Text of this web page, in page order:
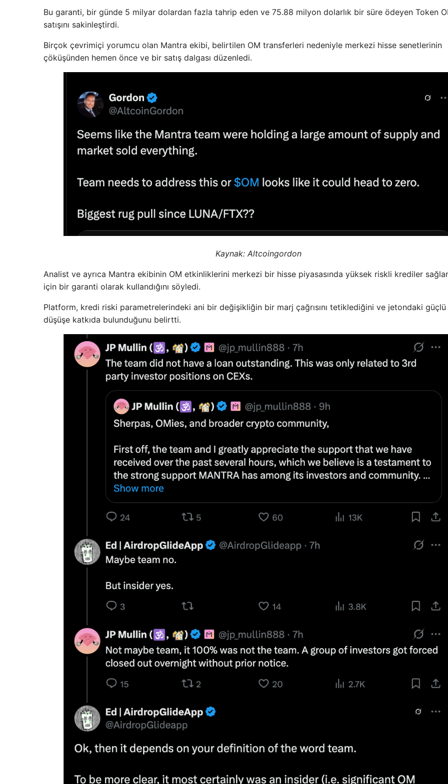
Bu garanti, bir günde 5 milyar dolardan fazla tahrip eden ve 75.88 milyon dolarlık bir süre ödeyen Token
satışını sakinleştirdi.
Birçok çevrimiçi yorumcu olan Mantra ekibi, belirtilen OM transferleri nedeniyle merkezi hisse senetlerinin
çöküşünden hemen önce ve bir satış dalgası düzenledi.
Kaynak: Altcoingordon
Analist ve ayrıca Mantra ekibinin OM etkinliklerini merkezi bir hisse piyasasında yüksek riskli krediler
için bir garanti olarak kullandığını söyledi.
Platform, kredi riski parametrelerindeki ani bir değişikliğin bir marj çağrısını tetiklediğini ve jetondaki güçlü
düşüşe katkıda bulunduğunu belirtti.